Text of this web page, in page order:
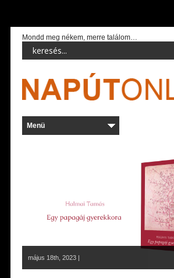
Mondd meg nékem, merre találom…
május 18th, 2023 |